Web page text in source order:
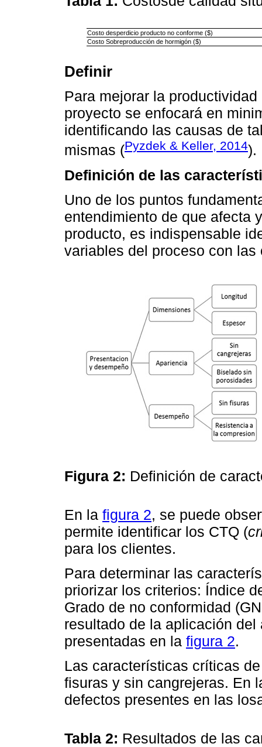
Costo desperdicio producto no conforme ($)
Costo Sobreproducción de hormigón ($)
Definir
Para mejorar la
proyecto se enfocará en
identificando las causas de
mismas (Pyzdek & Keller, 2014).
Definición de las
Uno de los puntos
entendimiento de que afecta
producto, es indispensable
variables del proceso con
Figura 2: Definición de
En la figura 2, se puede
permite identificar los CTQ (
para los clientes.
Para determinar las
priorizar los criterios: Índice
Grado de no conformidad
resultado de la aplicación
presentadas en la figura 2.
Las características críticas
fisuras y sin cangrejeras. En
defectos presentes en las
Tabla 2: Resultados de las